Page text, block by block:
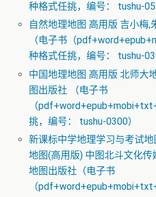
种格式任挑，编号： tushu-
自然地理地图 高用版 吉小梅,
（电子书（
种格式任挑，编号： tushu-
中国地理地图 高用版 北师大
图出版社 （电子书
（
挑，编号： tushu-0300）
新课标中学地理学习与考试
地图(高用版) 中图北斗文化传
地图出版社（电子书
（